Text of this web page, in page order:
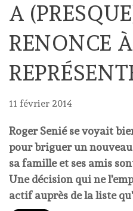
A
RENONCE
11 février 2014
Roger Senié se voyait
pour briguer un
sa famille et ses amis
Une décision qui ne
actif auprès de la liste